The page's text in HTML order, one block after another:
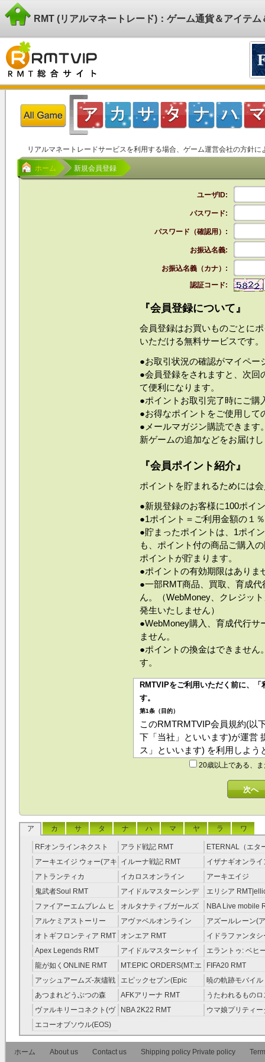
RMT (リアルマネートレード)：ゲーム通貨＆アイテ
リアルマネートレードサービスを利用する場合、ゲーム運営会社の方針
ホーム 新規会員登録
ユーザID:
パスワード:
パスワード（確認用）:
お振込名義:
お振込名義（カナ）:
認証コード:
『会員登録について』
会員登録はお買いものごとに
いただける無料サービスです。
●お取引状況の確認がマイペー
●会員登録をされますと、次回
て便利になります。
●ポイントお取引完了時にご購
●お得なポイントをご使用して
●メールマガジン購読できます
新ゲームの追加などをお届け
『会員ポイント紹介』
ポイントを貯まれるためには
●新規登録のお客様に100ポイ
●1ポイント＝ご利用金額の１
●貯まったポイントは、1ポイ
も、ポイント付の商品ご購入
ポイントが貯まります。
●ポイントの有効期限はありま
●一部RMT商品、買取、育成
ん。（WebMoney、クレジッ
発生いたしません）
●WebMoney購入、育成代行サ
ません。
●ポイントの換金はできません
す。
RMTVIPをご利用いただく前に、
す。
第1条（目的）
このRMTRMTVIP会員規約(以
下「当社」といいます)が運営
ス」といいます) を利用しよ
スを利用するにあたっては、
で、本サービスに係る利用契
* (1) 「ゲーム通貨」とは、各
ことをいいます。
* (2) 「ユーザー」とは、弊社
用及び申し込みをおこなった
す。
* (3) 「購入ユーザー」とは、
* (4) 「販売ユーザー」とは、
第3条（本規約の適用範囲および変更）
当社は、本規約を、本サービ
ように、本サービスを提供す
す。
当社は、当社が必要と判断し
とします。この場合、変更し
とします。
当社は、当社が必要と判断し
して、本規約の他に、個別の
別規約は、本規約の一部を構
約の内容に抵触が生じる場合
20歳以上である、
ア カ サ タ ナ ハ マ ヤ ラ ワ
RFオンラインネクスト
RMT
アラド戦記 RMT
ETERNAL（エタ
RMT
アーキエイジ ウォー(アキ
ウオ) RMT
イルーナ戦記 RMT
イザナギオンライ
アトランティカ
RMT|Atlantica RMT
イカロスオンライン
RMT（予約制）
アーキエイジ
RMT|ArcheAge
約制）
鬼武者Soul RMT
アイドルマスターシンデ
レラガールズ(モバマス)
RMT
エリシア
RMT
ファイアーエムブレム ヒ
ーローズ(FEヒーローズ)
RMT
オルタナティブガールズ
RMT
NBA Live mobile
アルケミアストーリー
（アルスト） RMT
アヴァベルオンライン
RMT
アズールレーン(
RMT
オトギフロンティア RMT オンエア RMT
イドラファンタシ
ーサーガ RMT
Apex Legends RMT
アイドルマスターシャイ
ニーカラーズ(シャニマス)
RMT
エラントゥ: ベヒ
ピリット RMT
龍が如くONLINE RMT
MT:EPIC ORDERS(MT:エ
ピック・オーダーズ)
RMT
FIFA20 RMT
アッシュアームズ‐灰燼戦
線 RMT
エピックセブン(Epic
Seven) RMT
暁の軌跡モバイル
伝説 ） RMT
あつまれどうぶつの森
RMT
AFKアリーナ RMT
うたわれるもの
ラグ(ロスフラ)
ヴァルキリーコネクト(ヴ
ァルコネ) RMT
NBA 2K22 RMT
ウマ娘プリティー
エコーオブソウル(EOS)
RMT
ホーム
About us Contact us Shipping policy Private policy